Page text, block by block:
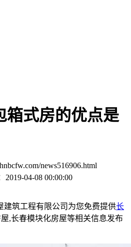
箱式房的优点是
news516906.html
2019-04-08 00:00:00
建筑工程有限公司为您免费提供长
,长春模块化房屋等相关信息发布